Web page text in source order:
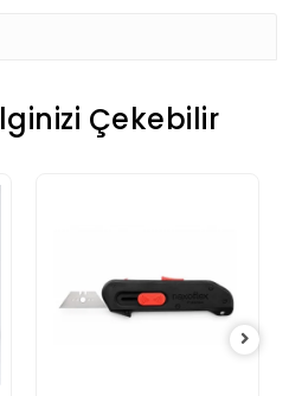
Çekebilir